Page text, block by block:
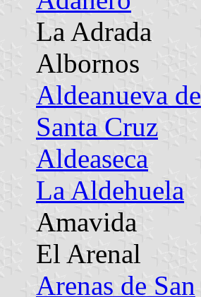
La Adrada
Albornos
Aldeanueva de
Santa Cruz
Aldeaseca
La Aldehuela
Amavida
El Arenal
Arenas de San